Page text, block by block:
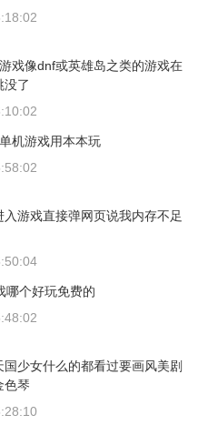
戏像dnf或英雄岛之类的游戏在
没了
机游戏用本本玩
游戏直接弹网页说我内存不足
哪个好玩免费的
国少女什么的都看过要画风美剧
色琴